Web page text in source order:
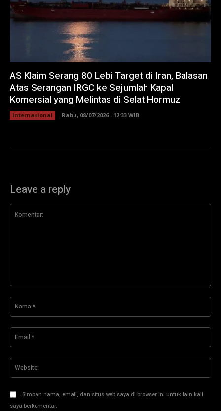
AS Klaim Serang 80 Lebi Target di Iran, Balasan
Atas Serangan IRGC ke Sejumlah Kapal
Komersial yang Melintas di Selat Hormuz
Internasional Rabu, 08/07/2026 - 12:33 WIB
Leave a reply
Simpan nama, email, dan situs web saya di browser ini untuk lain kali
saya berkomentar.